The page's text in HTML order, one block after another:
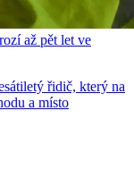
až pět let ve
řidič, který na
a místo